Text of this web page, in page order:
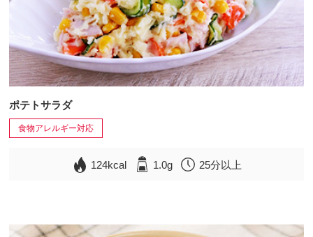
ポテトサラダ
食物アレルギー対応
124kcal 1.0g 25分以上